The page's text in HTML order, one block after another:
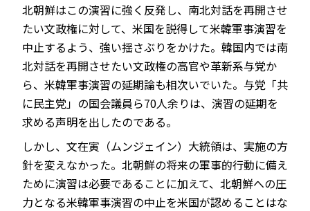
北朝鮮はこの演習に強く反発し、南北対話を再開させ
たい文政権に対して、米国を説得して米韓軍事演習を
中止するよう、強い揺さぶりをかけた。韓国内では南
北対話を再開させたい文政権の高官や革新系与党か
ら、米韓軍事演習の延期論も相次いでいた。与党「共
に民主党」の国会議員ら70人余りは、演習の延期を
求める声明を出したのである。
しかし、文在寅（ムンジェイン）大統領は、実施の方
針を変えなかった。北朝鮮の将来の軍事的行動に備え
ために演習は必要であることに加えて、北朝鮮への圧
力となる米韓軍事演習の中止を米国が認めることはな